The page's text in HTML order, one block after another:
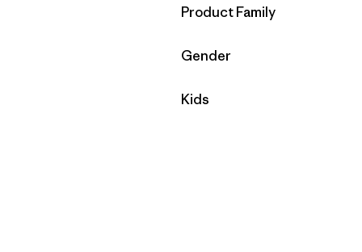
Filtrar por
Product Family
Filtrar por
Gender
Filtrar por
Kids